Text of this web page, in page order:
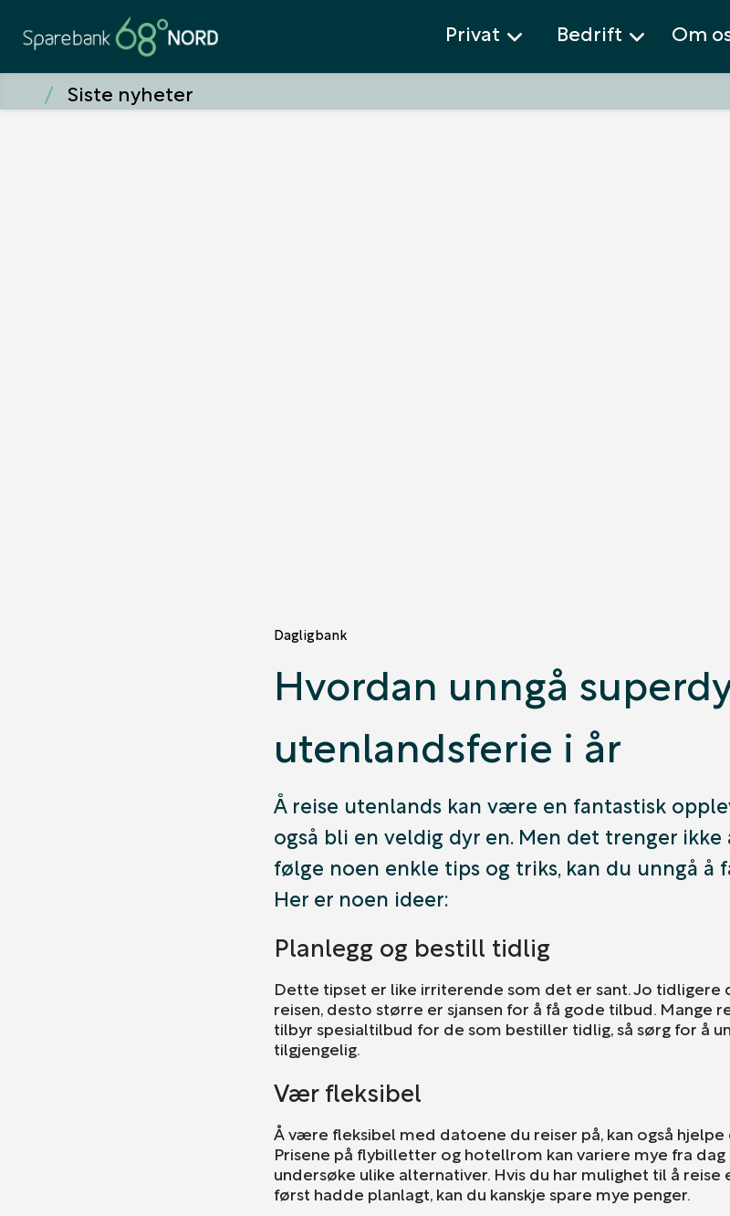
Siste nyheter
Privat Bedrift Om
Dagligbank
Hvordan unngå
utenlandsferie i år
Å reise utenlands kan være en fantastisk
også bli en veldig dyr en. Men det trenger
følge noen enkle tips og triks, kan du unngå å
Her er noen ideer:
Planlegg og bestill tidlig
Dette tipset er like irriterende som det er sant. Jo tidligere
reisen, desto større er sjansen for å få gode tilbud. Mange
tilbyr spesialtilbud for de som bestiller tidlig, så sørg for å
tilgjengelig.
Vær fleksibel
Å være fleksibel med datoene du reiser på, kan også
Prisene på flybilletter og hotellrom kan variere mye fra
undersøke ulike alternativer. Hvis du har mulighet til å reise
først hadde planlagt, kan du kanskje spare mye penger.